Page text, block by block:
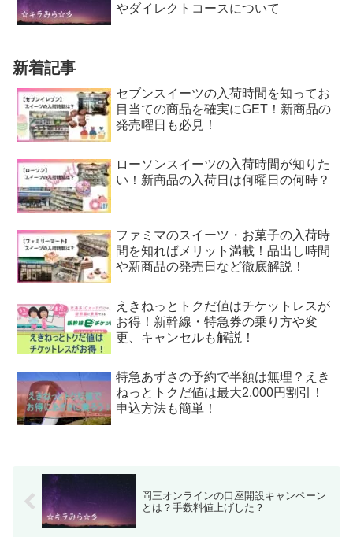
やダイレクトコースについて
新着記事
セブンスイーツの入荷時間を知ってお
目当ての商品を確実にGET！新商品の
発売曜日も必見！
ローソンスイーツの入荷時間が知りた
い！新商品の入荷日は何曜日の何時？
ファミマのスイーツ・お菓子の入荷時
間を知ればメリット満載！品出し時間
や新商品の発売日など徹底解説！
えきねっとトクだ値はチケットレスが
お得！新幹線・特急券の乗り方や変
更、キャンセルも解説！
特急あずさの予約で半額は無理？えき
ねっとトクだ値は最大2,000円割引！
申込方法も簡単！
岡三オンラインの口座開設キャンペーン
とは？手数料値上げした？